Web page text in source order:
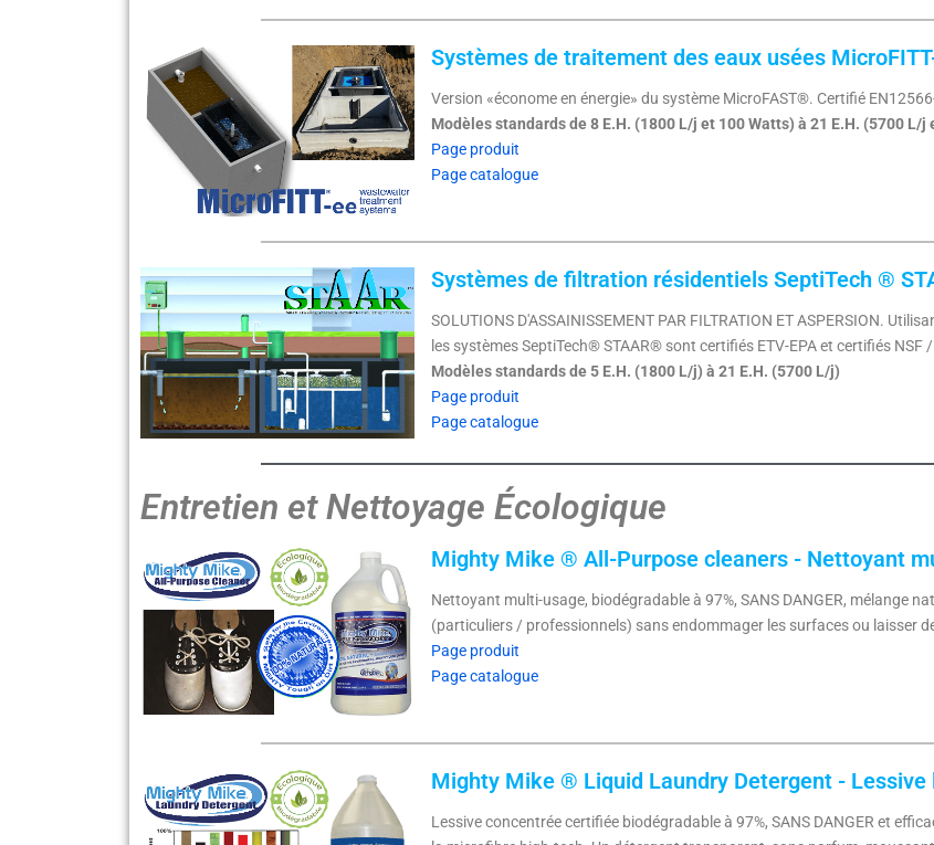
Systèmes de traitement des eaux usées
Version «économe en énergie» du système MicroFAST®. Certifié
Modèles standards de 8 E.H. (1800 L/j et 100 Watts) à 21 E.H. (5700 L/j
Page produit
Page catalogue
Systèmes de filtration résidentiels SeptiTech ®
SOLUTIONS D'ASSAINISSEMENT PAR FILTRATION ET ASPERSION.
les systèmes SeptiTech® STAAR® sont certifiés ETV-EPA et certifiés NSF
Modèles standards de 5 E.H. (1800 L/j) à 21 E.H. (5700 L/j)
Page produit
Page catalogue
Entretien et Nettoyage Écologique​
Mighty Mike ® All-Purpose cleaners - Nettoyant
Nettoyant multi-usage, biodégradable à 97%, SANS DANGER, mélange
(particuliers / professionnels) sans endommager les surfaces ou laisser
Page produit
Page catalogue
Mighty Mike ® Liquid Laundry Detergent - Lessive
Lessive concentrée certifiée biodégradable à 97%, SANS DANGER et